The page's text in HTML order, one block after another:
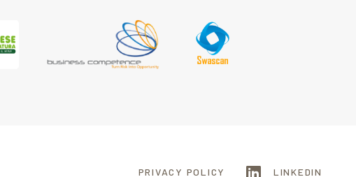
PRIVACY POLICY LINKEDIN